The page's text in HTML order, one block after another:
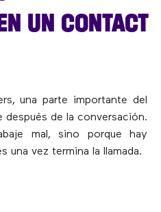
UN CONTACT
una parte importante del
de la conversación.
mal, sino porque hay
una vez termina la llamada.